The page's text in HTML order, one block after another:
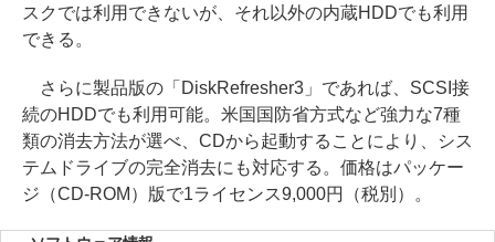
スクでは利用できないが、それ以外の内蔵HDDでも利用
できる。
さらに製品版の「DiskRefresher3」であれば、SCSI接
続のHDDでも利用可能。米国国防省方式など強力な7種
類の消去方法が選べ、CDから起動することにより、シス
テムドライブの完全消去にも対応する。価格はパッケー
ジ（CD-ROM）版で1ライセンス9,000円（税別）。